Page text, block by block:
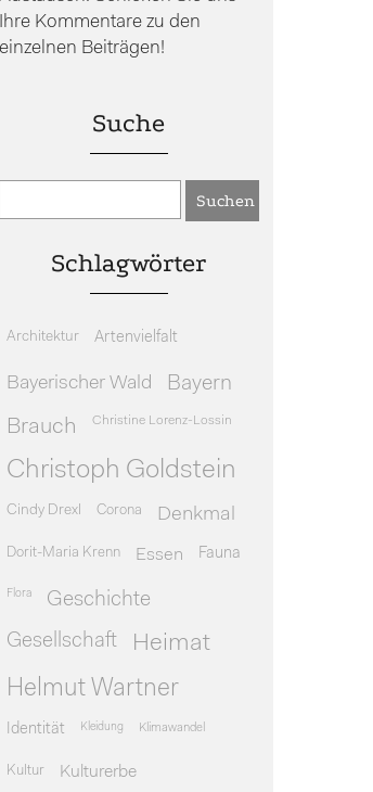
Ihre Kommentare zu den
einzelnen Beiträgen!
Suche
Schlagwörter
Architektur Artenvielfalt
Bayerischer Wald Bayern
Brauch Christine Lorenz-Lossin
Christoph Goldstein
Cindy Drexl Corona Denkmal
Dorit-Maria Krenn Essen Fauna
Flora Geschichte
Gesellschaft
Heimat
Helmut Wartner
Identität Kleidung Klimawandel
Kultur Kulturerbe